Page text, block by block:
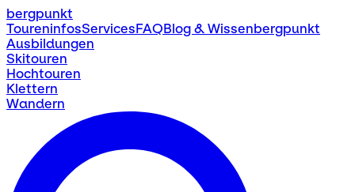
bergpunkt
ToureninfosServicesFAQBlog & Wissenbergpunkt
Ausbildungen
Skitouren
Hochtouren
Klettern
Wandern